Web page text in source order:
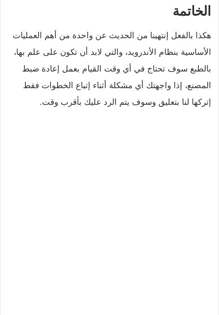
الخاتمة
هكذا بالفعل إنتهينا من الحديث عن واحدة من أهم العمليات
الأساسية بنظام الأندرويد، والتي لابد أن تكون على علم بها،
بالطبع سوف تحتاج في أي وقت القيام بعمل إعادة ضبط
المصنع، إذا واجهتك أي مشكلة أثناء إتباع الخطوات فقط
إتركها لنا بتعليق وسوف يتم الرد عليك بأقرب وقت.